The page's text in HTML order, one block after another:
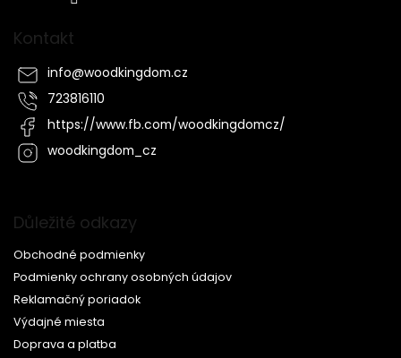
Kontakt
info@woodkingdom.cz
723816110
https://www.fb.com/woodkingdomcz/
woodkingdom_cz
Důležité odkazy
Obchodné podmienky
Podmienky ochrany osobných údajov
Reklamačný poriadok
Výdajné miesta
Doprava a platba